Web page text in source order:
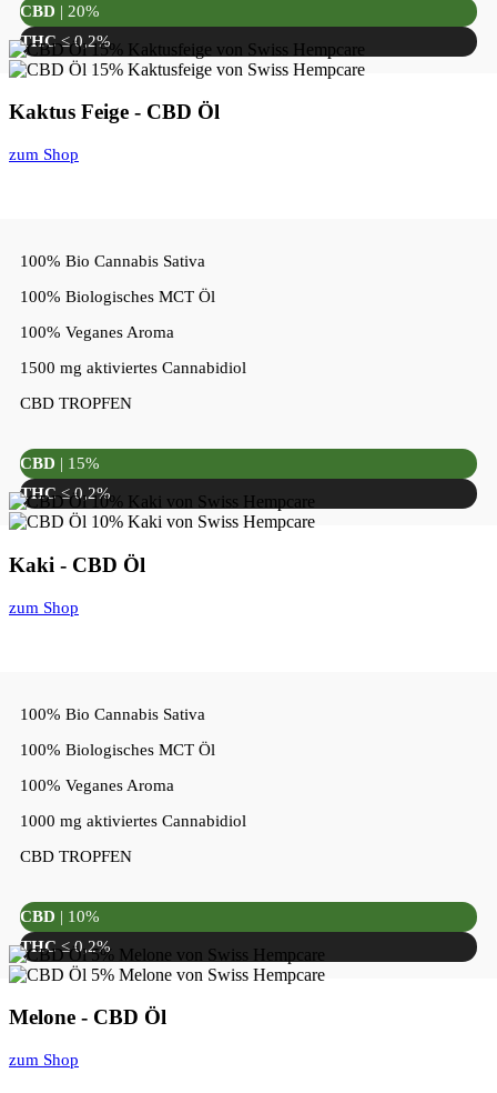
CBD | 20%
THC≤ 0,2%
Kaktus Feige - CBD Öl
zum Shop
100% Bio Cannabis Sativa
100% Biologisches MCT Öl
100% Veganes Aroma
1500 mg aktiviertes Cannabidiol
CBD TROPFEN
CBD | 15%
THC≤ 0,2%
Kaki - CBD Öl
zum Shop
100% Bio Cannabis Sativa
100% Biologisches MCT Öl
100% Veganes Aroma
1000 mg aktiviertes Cannabidiol
CBD TROPFEN
CBD | 10%
THC≤ 0,2%
Melone - CBD Öl
zum Shop